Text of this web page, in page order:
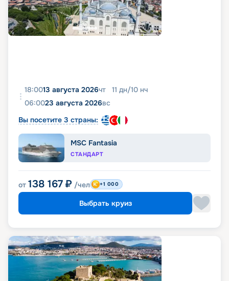
18:0013 августа 2026чт 11 дн/10 нч
06:0023 августа 2026вс
Вы посетите 3 страны:
MSC Fantasia
СТАНДАРТ
от 138 167 ₽ /чел +1 000
Выбрать круиз